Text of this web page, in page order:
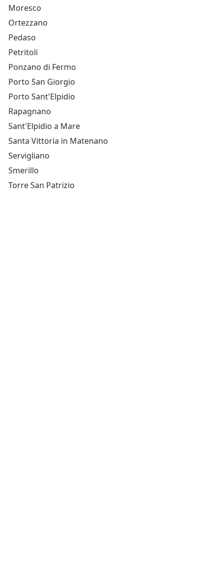
Moresco
Ortezzano
Pedaso
Petritoli
Ponzano di Fermo
Porto San Giorgio
Porto Sant'Elpidio
Rapagnano
Sant'Elpidio a Mare
Santa Vittoria in Matenano
Servigliano
Smerillo
Torre San Patrizio